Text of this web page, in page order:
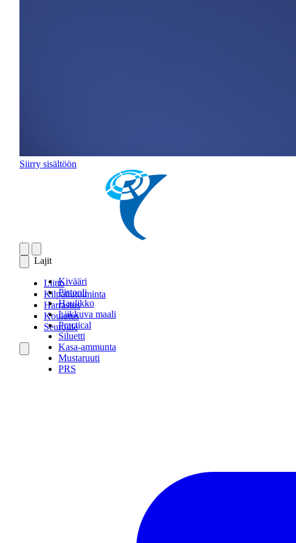
Siirry sisältöön
Lajit
Kivääri
Pistooli
Haulikko
Liikkuva maali
Practical
Siluetti
Kasa-ammunta
Mustaruuti
PRS
Liitto
Kilpailutoiminta
Harrastus
Koulutus
Seuroille